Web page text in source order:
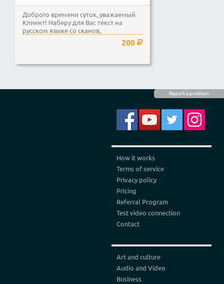
Report a problem
Доброго времени суток, уважаемый
Клиент! Наберу для Вас текст на
русском языке со сканов,
200
How it works
Terms of service
Privacy policy
Pricing
Referral Program
Test video connection
Contact
Art and culture
Audio and Video
Business